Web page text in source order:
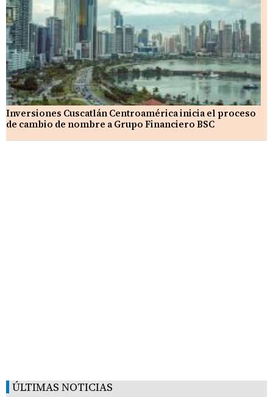
Inversiones Cuscatlán Centroamérica inicia el proceso
de cambio de nombre a Grupo Financiero BSC
ÚLTIMAS NOTICIAS